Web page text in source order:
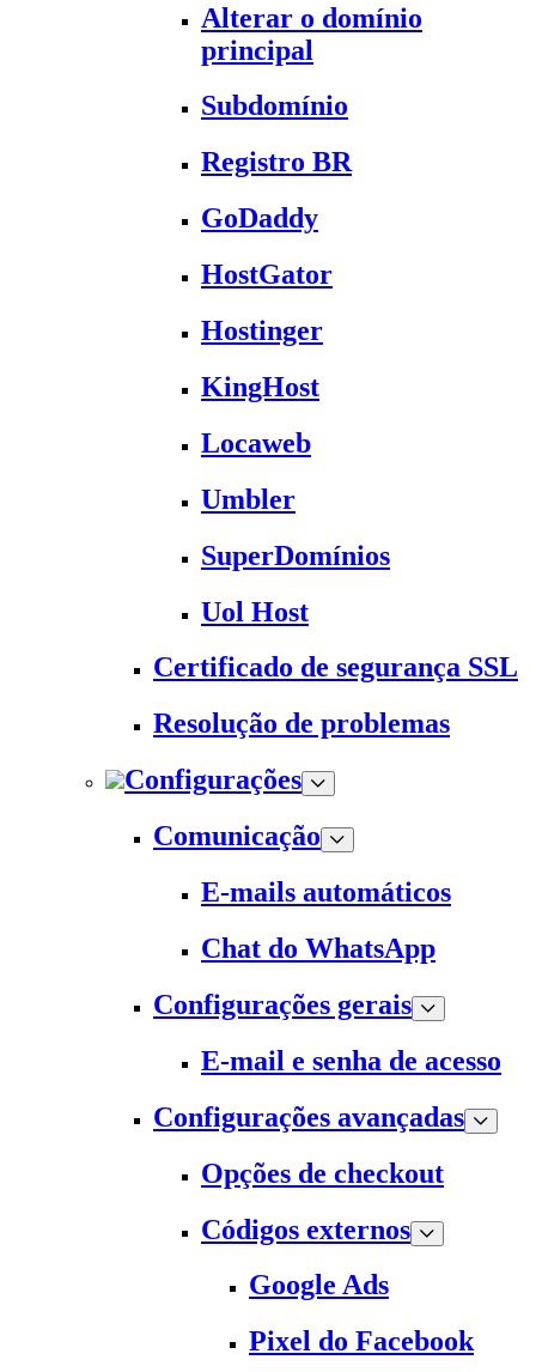
Alterar o domínio
principal
Subdomínio
Registro BR
GoDaddy
HostGator
Hostinger
KingHost
Locaweb
Umbler
SuperDomínios
Uol Host
Certificado de segurança SSL
Resolução de problemas
Configurações
Comunicação
E-mails automáticos
Chat do WhatsApp
Configurações gerais
E-mail e senha de acesso
Configurações avançadas
Opções de checkout
Códigos externos
Google Ads
Pixel do Facebook